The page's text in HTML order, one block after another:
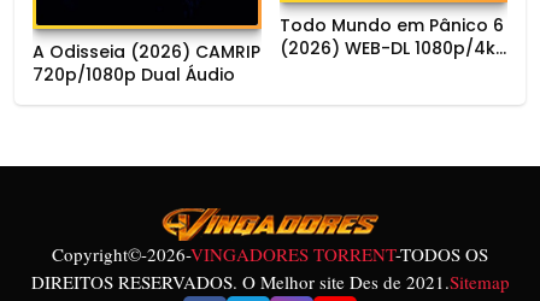
A Odisseia (2026) CAMRIP
720p/1080p Dual Áudio
Todo Mundo em Pânico 6
(2026) WEB-DL 1080p/4k
Copyright©-2026-VINGADORES TORRENT-TODOS OS
DIREITOS RESERVADOS. O Melhor site Des de 2021.Sitemap